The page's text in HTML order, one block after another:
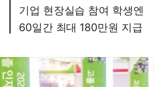
기업 현장실습 참여 학생엔
60일간 최대 180만원 지급